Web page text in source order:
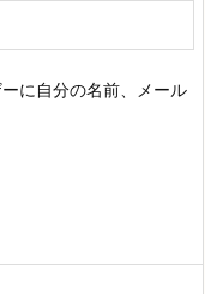
に自分の名前、メール